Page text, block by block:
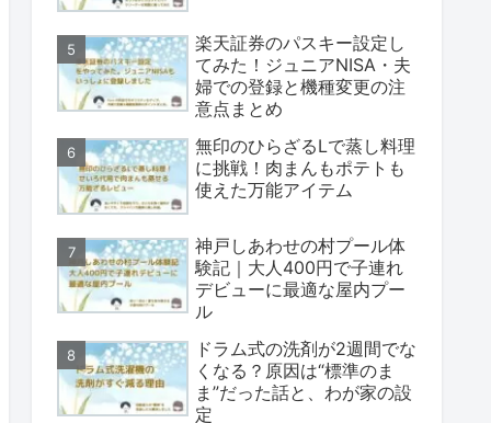
楽天証券のパスキー設定し
てみた！ジュニアNISA・夫
婦での登録と機種変更の注
意点まとめ
無印のひらざるLで蒸し料理
に挑戦！肉まんもポテトも
使えた万能アイテム
神戸しあわせの村プール体
験記｜大人400円で子連れ
デビューに最適な屋内プー
ル
ドラム式の洗剤が2週間でな
くなる？原因は“標準のま
ま”だった話と、わが家の設
定